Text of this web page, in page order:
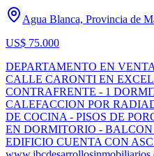
Agua Blanca, Provincia de
US$ 75.000
DEPARTAMENTO EN
CALLE CARONTI EN
CONTRAFRENTE - 1
CALEFACCION POR
DE COCINA - PISOS DE
EN DORMITORIO -
EDIFICIO CUENTA CON